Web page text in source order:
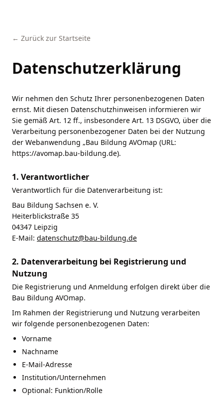
← Zurück zur Startseite
Datenschutzerklärung
Wir nehmen den Schutz Ihrer personenbezogenen Daten
ernst. Mit diesen Datenschutzhinweisen informieren wir
Sie gemäß Art. 12 ff., insbesondere Art. 13 DSGVO, über die
Verarbeitung personenbezogener Daten bei der Nutzung
der Webanwendung „Bau Bildung AVOmap (URL:
https://avomap.bau-bildung.de).
1. Verantwortlicher
Verantwortlich für die Datenverarbeitung ist:
Bau Bildung Sachsen e. V.
Heiterblickstraße 35
04347 Leipzig
E-Mail: datenschutz@bau-bildung.de
2. Datenverarbeitung bei Registrierung und
Nutzung
Die Registrierung und Anmeldung erfolgen direkt über die
Bau Bildung AVOmap.
Im Rahmen der Registrierung und Nutzung verarbeiten
wir folgende personenbezogenen Daten:
Vorname
Nachname
E-Mail-Adresse
Institution/Unternehmen
Optional: Funktion/Rolle